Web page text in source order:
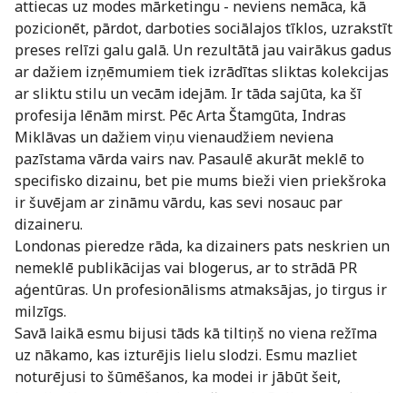
attiecas uz modes mārketingu - neviens nemāca, kā
pozicionēt, pārdot, darboties sociālajos tīklos, uzrakstīt
preses relīzi galu galā. Un rezultātā jau vairākus gadus
ar dažiem izņēmumiem tiek izrādītas sliktas kolekcijas
ar sliktu stilu un vecām idejām. Ir tāda sajūta, ka šī
profesija lēnām mirst. Pēc Arta Štamgūta, Indras
Miklāvas un dažiem viņu vienaudžiem neviena
pazīstama vārda vairs nav. Pasaulē akurāt meklē to
specifisko dizainu, bet pie mums bieži vien priekšroka
ir šuvējam ar zināmu vārdu, kas sevi nosauc par
dizaineru.
Londonas pieredze rāda, ka dizainers pats neskrien un
nemeklē publikācijas vai blogerus, ar to strādā PR
aģentūras. Un profesionālisms atmaksājas, jo tirgus ir
milzīgs.
Savā laikā esmu bijusi tāds kā tiltiņš no viena režīma
uz nākamo, kas izturējis lielu slodzi. Esmu mazliet
noturējusi to šūmēšanos, ka modei ir jābūt šeit,